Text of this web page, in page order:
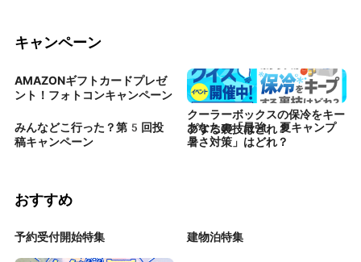
キャンペーン
AMAZONギフトカードプレゼ
ント！フォトコンキャンペーン
クーラーボックスの保冷をキー
プする裏技はどれ？
みんなどこ行った？第5回投
稿キャンペーン
あなたの「最強 夏キャンプ
暑さ対策」はどれ？
おすすめ
予約受付開始特集 建物泊特集